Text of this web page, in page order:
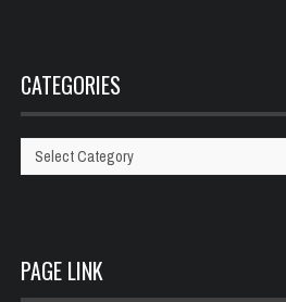
CATEGORIES
Categories
PAGE LINK